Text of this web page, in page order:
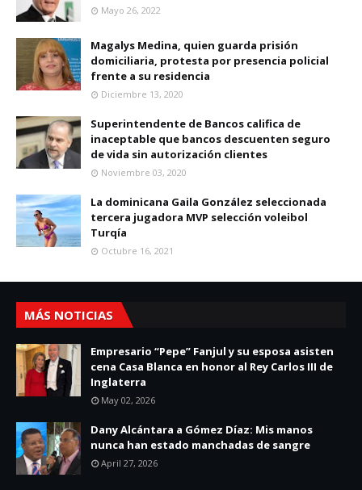
Mayo 26, 2022
Magalys Medina, quien guarda prisión
domiciliaria, protesta por presencia policial
frente a su residencia
Diciembre 13, 2020
Superintendente de Bancos califica de
inaceptable que bancos descuenten seguro
de vida sin autorización clientes
Noviembre 03, 2020
La dominicana Gaila González seleccionada
tercera jugadora MVP selección voleibol
Turqía
Octubre 16, 2021
MÁS NOTICIAS
Empresario “Pepe” Fanjul y su esposa asisten
cena Casa Blanca en honor al Rey Carlos III de
Inglaterra
May 02, 2026
Dany Alcántara a Gómez Díaz: Mis manos
nunca han estado manchadas de sangre
April 27, 2026